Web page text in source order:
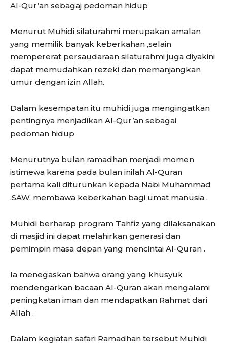
Al-Qur’an sebagaj pedoman hidup
Menurut Muhidi silaturahmi merupakan amalan
yang memilik banyak keberkahan ,selain
mempererat persaudaraan silaturahmi juga diyakini
dapat memudahkan rezeki dan memanjangkan
umur dengan izin Allah.
Dalam kesempatan itu muhidi juga mengingatkan
pentingnya menjadikan Al-Qur’an sebagai
pedoman hidup
Menurutnya bulan ramadhan menjadi momen
istimewa karena pada bulan inilah Al-Quran
pertama kali diturunkan kepada Nabi Muhammad
.SAW. membawa keberkahan bagi umat manusia .
Muhidi berharap program Tahfiz yang dilaksanakan
di masjid ini dapat melahirkan generasi dan
pemimpin masa depan yang mencintai Al-Quran .
Ia menegaskan bahwa orang yang khusyuk
mendengarkan bacaan Al-Quran akan mengalami
peningkatan iman dan mendapatkan Rahmat dari
Allah .
Dalam kegiatan safari Ramadhan tersebut Muhidi